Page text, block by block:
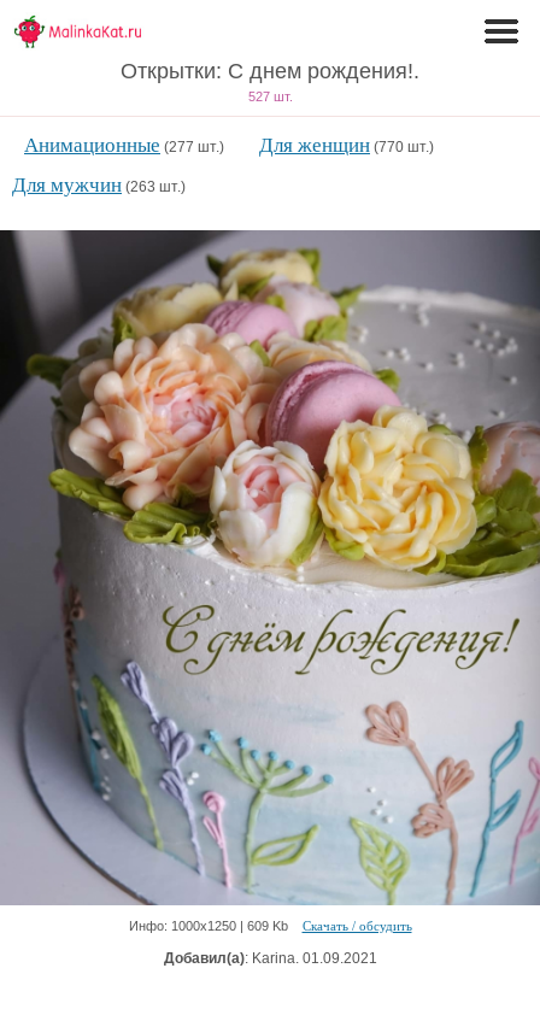
Открытки: С днем рождения!.
527 шт.
Анимационные (277 шт.) Для женщин (770 шт.)
Для мужчин (263 шт.)
Инфо: 1000х1250 | 609 Kb Скачать / обсудить
Добавил(а): Karina. 01.09.2021